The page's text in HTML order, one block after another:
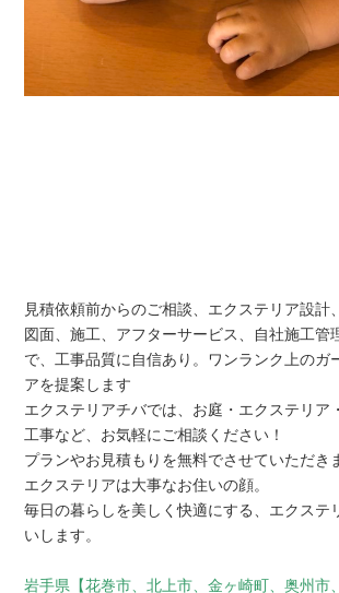
見積依頼前からのご相談、エクステリア設計
図面、施工、アフターサービス、自社施工管
で、工事品質に自信あり。ワンランク上のガ
アを提案します
エクステリアチバでは、お庭・エクステリア
工事など、お気軽にご相談ください！
プランやお見積もりを無料でさせていただき
エクステリアは大事なお住いの顔。
毎日の暮らしを美しく快適にする、エクステ
いします。
岩手県【花巻市、北上市、金ヶ崎町、奥州市